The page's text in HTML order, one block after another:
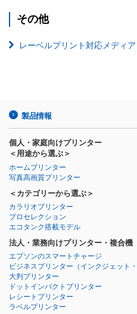
その他
レーベルプリント対応メディア
製品情報
個人・家庭向けプリンター
＜用途から選ぶ＞
ホームプリンター
写真高画質プリンター
＜カテゴリーから選ぶ＞
カラリオプリンター
プロセレクション
エコタンク搭載モデル
法人・業務向けプリンター・複合機
エプソンのスマートチャージ
ビジネスプリンター （インクジェット
大判プリンター
ドットインパクトプリンター
レシートプリンター
ラベルプリンター